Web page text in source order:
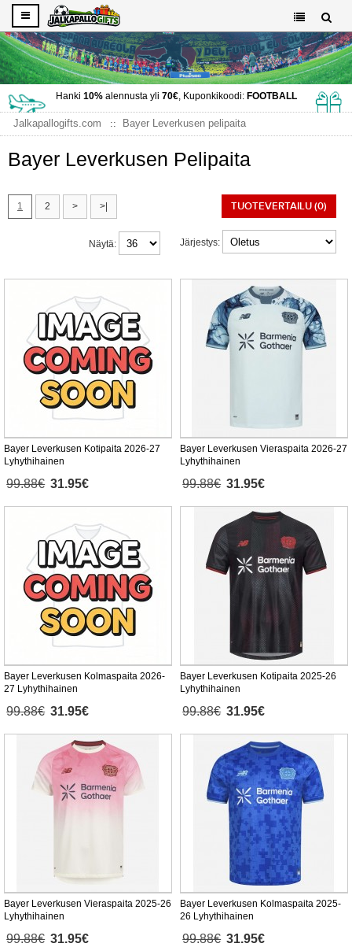
Hanki 10%alennusta yli 70€, Kuponkikoodi: FOOTBALL
Jalkapallogifts.com Bayer Leverkusen pelipaita
Bayer Leverkusen Pelipaita
1 2 > >| TUOTEVERTAILU (0)
Järjestys:
Näytä:
Bayer Leverkusen Kotipaita 2026-27
Lyhythihainen
99.88€ 31.95€
Bayer Leverkusen Vieraspaita 2026-27
Lyhythihainen
99.88€ 31.95€
Bayer Leverkusen Kolmaspaita 2026-
27 Lyhythihainen
99.88€ 31.95€
Bayer Leverkusen Kotipaita 2025-26
Lyhythihainen
99.88€ 31.95€
Bayer Leverkusen Vieraspaita 2025-26
Lyhythihainen
99.88€ 31.95€
Bayer Leverkusen Kolmaspaita 2025-
26 Lyhythihainen
99.88€ 31.95€